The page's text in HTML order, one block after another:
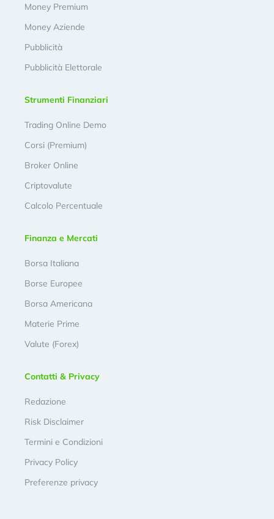
Money Premium
Money Aziende
Pubblicità
Pubblicità Elettorale
Strumenti Finanziari
Trading Online Demo
Corsi (Premium)
Broker Online
Criptovalute
Calcolo Percentuale
Finanza e Mercati
Borsa Italiana
Borse Europee
Borsa Americana
Materie Prime
Valute (Forex)
Contatti & Privacy
Redazione
Risk Disclaimer
Termini e Condizioni
Privacy Policy
Preferenze privacy